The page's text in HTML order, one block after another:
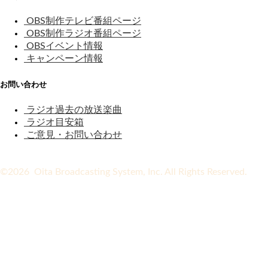
OBS制作テレビ番組ページ
OBS制作ラジオ番組ページ
OBSイベント情報
キャンペーン情報
お問い合わせ
ラジオ過去の放送楽曲
ラジオ目安箱
ご意見・お問い合わせ
©2026 Oita Broadcasting System, Inc. All Rights Reserved.